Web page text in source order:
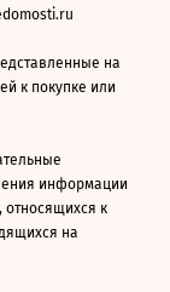
на
к покупке или
информации
относящихся к
на